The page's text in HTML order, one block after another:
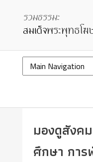
มองดูสังค
ศึกษา กา